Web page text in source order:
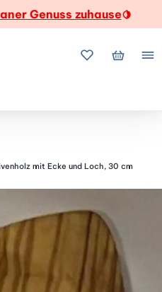
Genuss zuhause🍋
MeineMein
mit Ecke und Loch, 30 cm